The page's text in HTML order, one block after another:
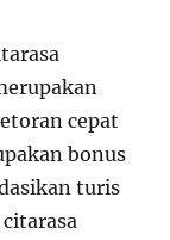
cepat
bonus
turis